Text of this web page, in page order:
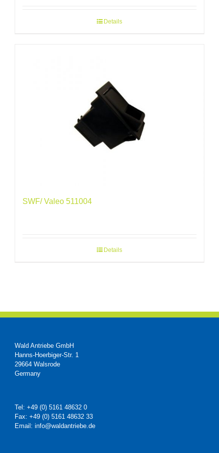
Details
SWF/ Valeo 511004
Details
Wald Antriebe GmbH
Hanns-Hoerbiger-Str. 1
29664 Walsrode
Germany
Tel: +49 (0) 5161 48632 0
Fax: +49 (0) 5161 48632 33
Email: info@waldantriebe.de